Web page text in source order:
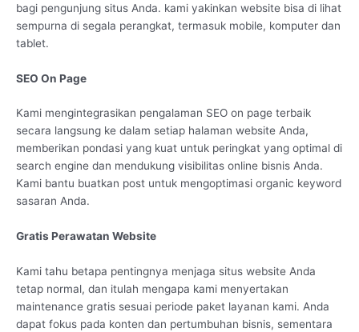
bagi pengunjung situs Anda. kami yakinkan website bisa di lihat
sempurna di segala perangkat, termasuk mobile, komputer dan
tablet.
SEO On Page
Kami mengintegrasikan pengalaman SEO on page terbaik
secara langsung ke dalam setiap halaman website Anda,
memberikan pondasi yang kuat untuk peringkat yang optimal di
search engine dan mendukung visibilitas online bisnis Anda.
Kami bantu buatkan post untuk mengoptimasi organic keyword
sasaran Anda.
Gratis Perawatan Website
Kami tahu betapa pentingnya menjaga situs website Anda
tetap normal, dan itulah mengapa kami menyertakan
maintenance gratis sesuai periode paket layanan kami. Anda
dapat fokus pada konten dan pertumbuhan bisnis, sementara